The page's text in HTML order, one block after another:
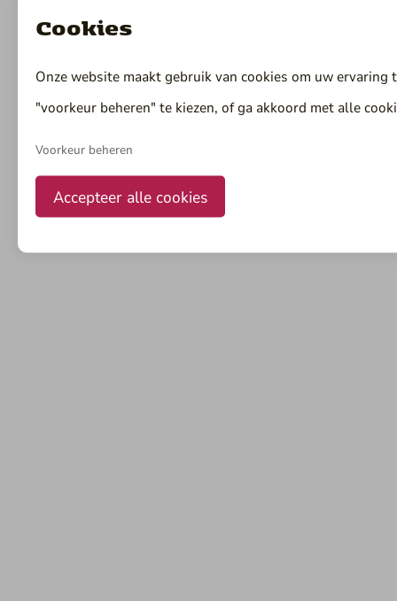
Cookies
Onze website maakt gebruik van cookies om uw
"voorkeur beheren" te kiezen, of ga akkoord met alle
Voorkeur beheren
Accepteer alle cookies